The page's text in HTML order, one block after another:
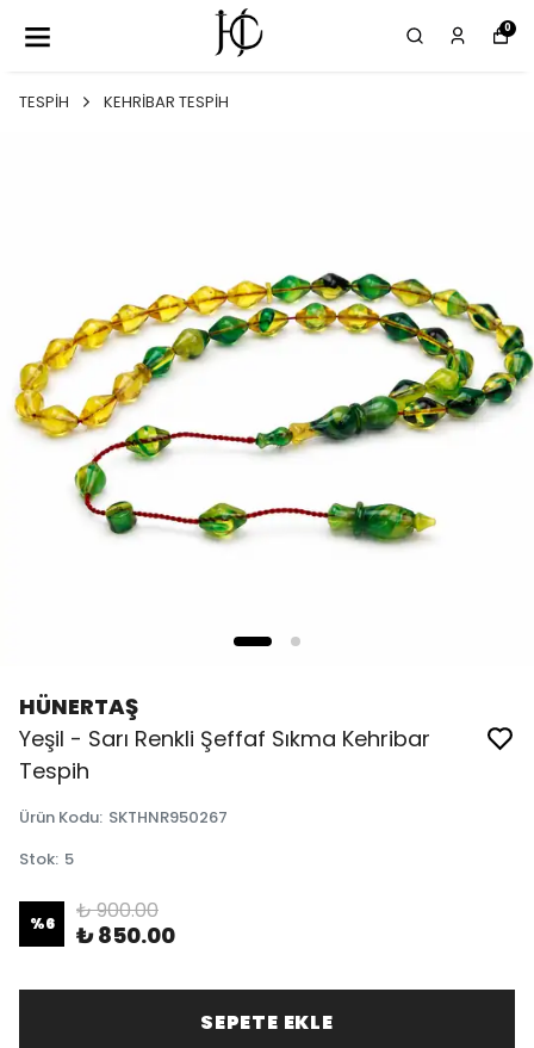
0
TESPİH KEHRİBAR TESPİH
HÜNERTAŞ
Yeşil - Sarı Renkli Şeffaf Sıkma Kehribar
Tespih
Ürün Kodu: SKTHNR950267
Stok: 5
%6 ₺ 900.00
₺ 850.00
SEPETE EKLE